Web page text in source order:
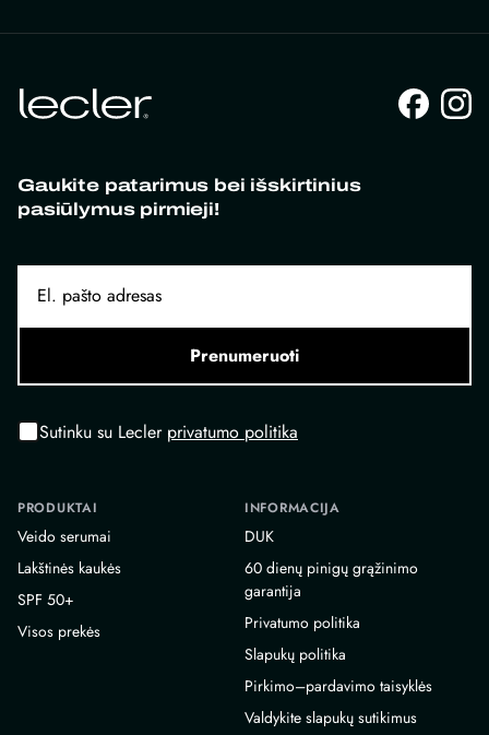
Gaukite patarimus bei išskirtinius
pasiūlymus pirmieji!
Prenumeruoti
Sutinku su Lecler privatumo politika
PRODUKTAI
Veido serumai
Lakštinės kaukės
SPF 50+
Visos prekės
INFORMACIJA
DUK
60 dienų pinigų grąžinimo
garantija
Privatumo politika
Slapukų politika
Pirkimo–pardavimo taisyklės
Valdykite slapukų sutikimus